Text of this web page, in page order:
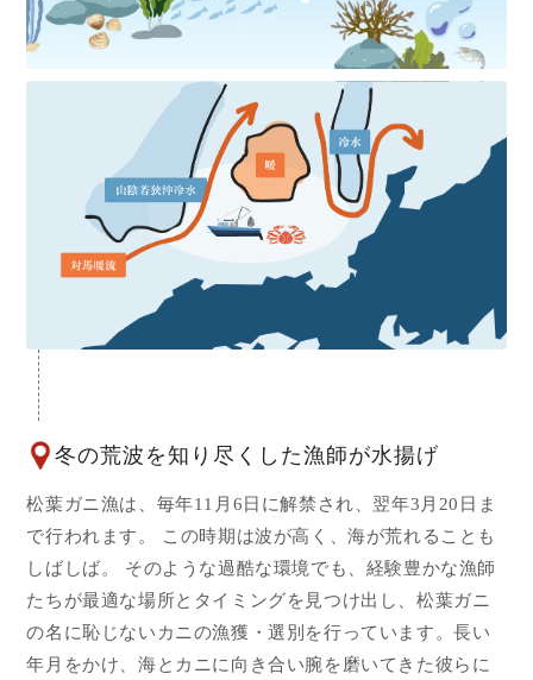
冬の荒波を知り尽くした漁師が水揚げ
松葉ガニ漁は、毎年11月6日に解禁され、翌年3月20日ま
で行われます。 この時期は波が高く、海が荒れることも
しばしば。 そのような過酷な環境でも、経験豊かな漁師
たちが最適な場所とタイミングを見つけ出し、松葉ガニ
の名に恥じないカニの漁獲・選別を行っています。長い
年月をかけ、海とカニに向き合い腕を磨いてきた彼らに